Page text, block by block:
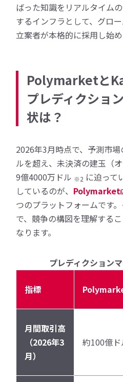
ばった知識をリアルタイム
するインフラとして、グロ
立案者が本格的に採用し始め
Polymarketと
プレディクショ
状は？
2026年3月時点で、予測市
ルを超え、未決済の建玉（
9億4000万ドル ※2 に迫って
しているのが、 Polymarket
つのプラットフォームです
で、競争の構図を理解する
なります。
プレディクション
指標
月間取引高
（2026年3
月）
約100億ド